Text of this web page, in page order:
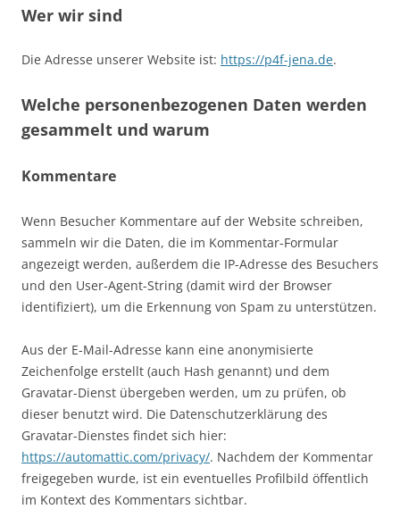
Wer wir sind
Die Adresse unserer Website ist: https://p4f-jena.de.
Welche personenbezogenen Daten werden
gesammelt und warum
Kommentare
Wenn Besucher Kommentare auf der Website schreiben,
sammeln wir die Daten, die im Kommentar-Formular
angezeigt werden, außerdem die IP-Adresse des Besuchers
und den User-Agent-String (damit wird der Browser
identifiziert), um die Erkennung von Spam zu unterstützen.
Aus der E-Mail-Adresse kann eine anonymisierte
Zeichenfolge erstellt (auch Hash genannt) und dem
Gravatar-Dienst übergeben werden, um zu prüfen, ob
dieser benutzt wird. Die Datenschutzerklärung des
Gravatar-Dienstes findet sich hier:
https://automattic.com/privacy/. Nachdem der Kommentar
freigegeben wurde, ist ein eventuelles Profilbild öffentlich
im Kontext des Kommentars sichtbar.